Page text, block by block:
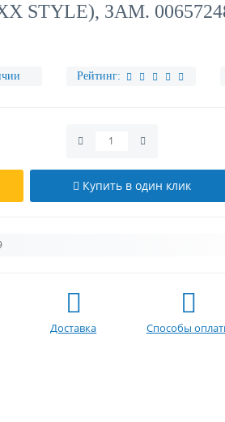
STYLE), ЗАМ.
Рейтинг:
Купить в один клик
Доставка Способы